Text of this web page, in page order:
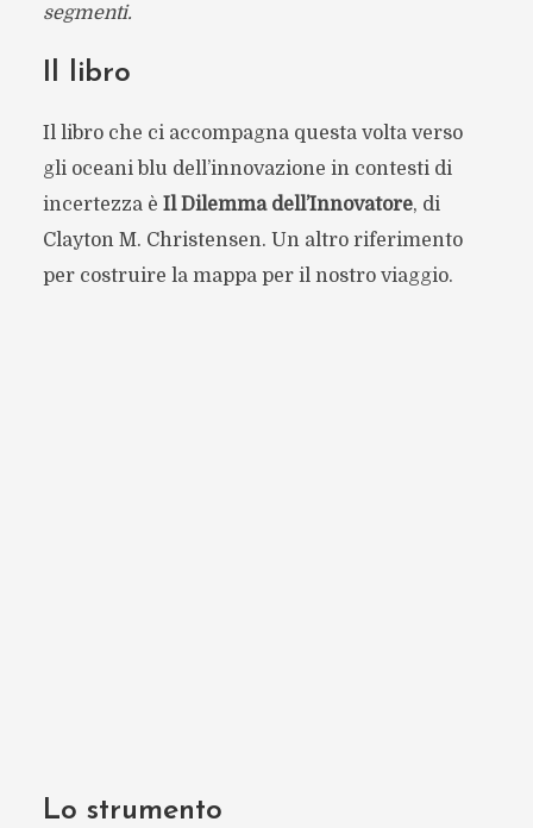
segmenti.
Il libro
Il libro che ci accompagna questa volta verso
gli oceani blu dell’innovazione in contesti di
incertezza è Il Dilemma dell’Innovatore, di
Clayton M. Christensen. Un altro riferimento
per costruire la mappa per il nostro viaggio.
Lo strumento